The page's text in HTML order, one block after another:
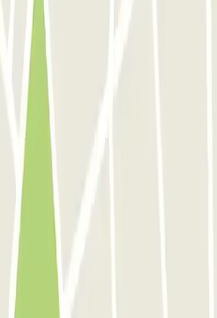
Suds de Marseille
dans la zone à faibles émissions |
Charles Marseille
| Tarif pas cher
pas cher
pas cher
de Lyon Parking Gare Montparnasse
Roissy Aeroport